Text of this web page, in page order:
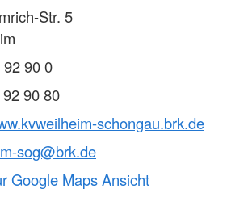
Str. 5
90 0
90 80
schongau.brk.de
sog@brk.de
Google Maps Ansicht